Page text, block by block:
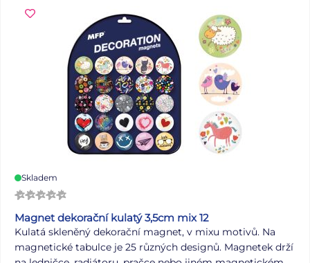
Skladem
Magnet dekorační kulatý 3,5cm mix 12
Kulatá skleněný dekorační magnet, v mixu motivů. Na
magnetické tabulce je 25 různých designů. Magnetek drží